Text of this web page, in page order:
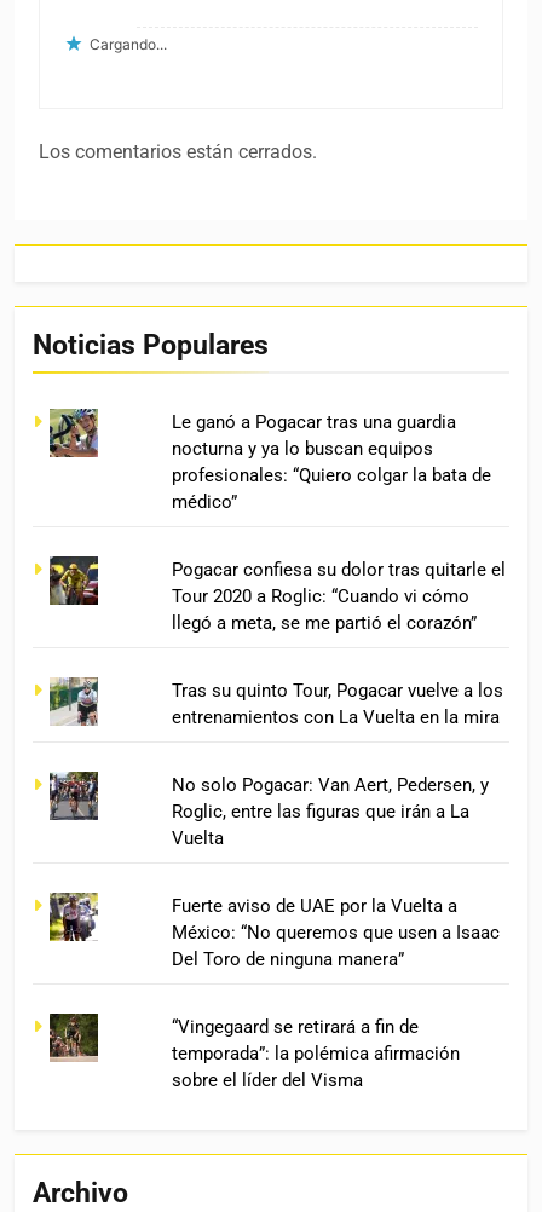
Cargando...
Los comentarios están cerrados.
Noticias Populares
Le ganó a Pogacar tras una guardia
nocturna y ya lo buscan equipos
profesionales: “Quiero colgar la bata de
médico”
Pogacar confiesa su dolor tras quitarle el
Tour 2020 a Roglic: “Cuando vi cómo
llegó a meta, se me partió el corazón”
Tras su quinto Tour, Pogacar vuelve a los
entrenamientos con La Vuelta en la mira
No solo Pogacar: Van Aert, Pedersen, y
Roglic, entre las figuras que irán a La
Vuelta
Fuerte aviso de UAE por la Vuelta a
México: “No queremos que usen a Isaac
Del Toro de ninguna manera”
“Vingegaard se retirará a fin de
temporada”: la polémica afirmación
sobre el líder del Visma
Archivo